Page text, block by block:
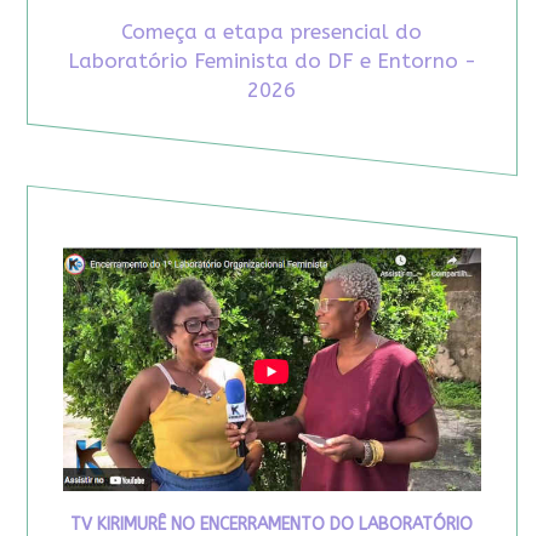
Começa a etapa presencial do
Laboratório Feminista do DF e Entorno -
2026
TV KIRIMURÊ NO ENCERRAMENTO DO LABORATÓRIO